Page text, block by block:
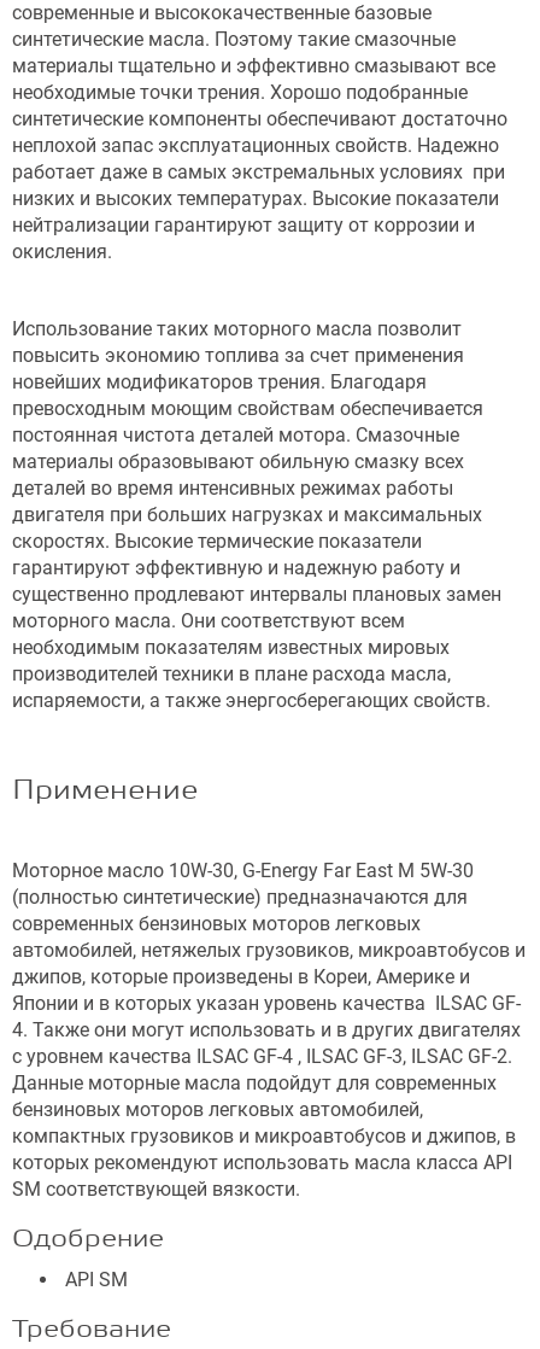
современные и высококачественные базовые
синтетические масла. Поэтому такие смазочные
материалы тщательно и эффективно смазывают все
необходимые точки трения. Хорошо подобранные
синтетические компоненты обеспечивают достаточно
неплохой запас эксплуатационных свойств. Надежно
работает даже в самых экстремальных условиях при
низких и высоких температурах. Высокие показатели
нейтрализации гарантируют защиту от коррозии и
окисления.
Использование таких моторного масла позволит
повысить экономию топлива за счет применения
новейших модификаторов трения. Благодаря
превосходным моющим свойствам обеспечивается
постоянная чистота деталей мотора. Смазочные
материалы образовывают обильную смазку всех
деталей во время интенсивных режимах работы
двигателя при больших нагрузках и максимальных
скоростях. Высокие термические показатели
гарантируют эффективную и надежную работу и
существенно продлевают интервалы плановых замен
моторного масла. Они соответствуют всем
необходимым показателям известных мировых
производителей техники в плане расхода масла,
испаряемости, а также энергосберегающих свойств.
Применение
Моторное масло 10W-30, G-Energy Far East M 5W-30
(полностью синтетические) предназначаются для
современных бензиновых моторов легковых
автомобилей, нетяжелых грузовиков, микроавтобусов и
джипов, которые произведены в Кореи, Америке и
Японии и в которых указан уровень качества ILSAC GF-
4. Также они могут использовать и в других двигателях
с уровнем качества ILSAC GF-4 , ILSAC GF-3, ILSAC GF-2.
Данные моторные масла подойдут для современных
бензиновых моторов легковых автомобилей,
компактных грузовиков и микроавтобусов и джипов, в
которых рекомендуют использовать масла класса API
SM соответствующей вязкости.
Одобрение
API SM
Требование